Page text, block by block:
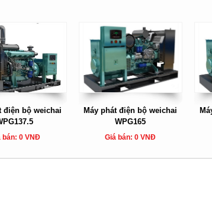
điện bộ weichai
bán: 0 VNĐ
Máy phát điện bộ weichai
WPG165
Giá bán: 0 VNĐ